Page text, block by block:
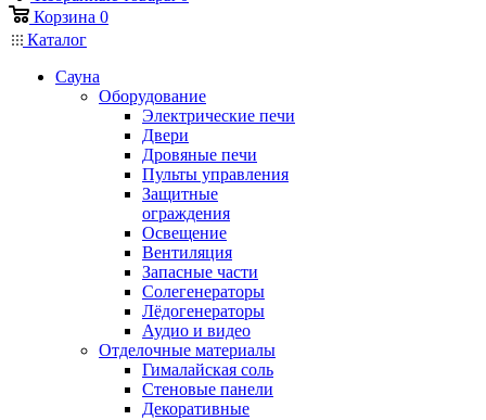
Корзина 0
Каталог
Сауна
Оборудование
Электрические печи
Двери
Дровяные печи
Пульты управления
Защитные
ограждения
Освещение
Вентиляция
Запасные части
Солегенераторы
Лёдогенераторы
Аудио и видео
Отделочные материалы
Гималайская соль
Стеновые панели
Декоративные